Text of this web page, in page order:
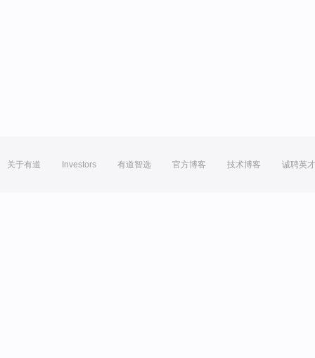
关于有道 Investors 有道智选 官方博客 技术博客 诚聘英才